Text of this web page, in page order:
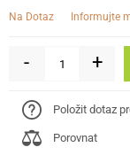
Na Dotaz informujte
- +
Položit dotaz
Porovnat